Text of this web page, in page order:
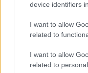
device identifiers
I want to allow
related to
I want to allow
related to